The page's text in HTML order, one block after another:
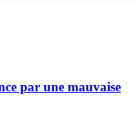
par une mauvaise